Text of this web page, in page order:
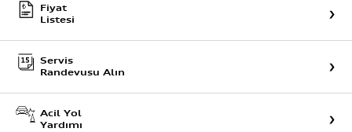
Fiyat
Listesi
Servis
Randevusu Alın
Acil Yol
Yardımı